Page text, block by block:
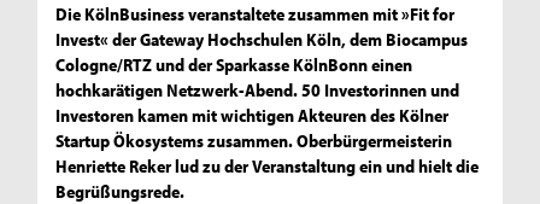
Die KölnBusiness veranstaltete zusammen mit »Fit for
Invest« der Gateway Hochschulen Köln, dem Biocampus
Cologne/RTZ und der Sparkasse KölnBonn einen
hochkarätigen Netzwerk-Abend. 50 Investorinnen und
Investoren kamen mit wichtigen Akteuren des Kölner
Startup Ökosystems zusammen. Oberbürgermeisterin
Henriette Reker lud zu der Veranstaltung ein und hielt die
Begrüßungsrede.